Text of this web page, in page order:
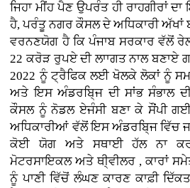
ਜਿਹਾ ਮੀਂਹ ਪੈਣ ਉਪਰੰਤ ਹੀ ਰਾਹਗੀਰਾਂ
ਹੈ, ਪਰੰਤੂ ਨਗਰ ਕੌਸਲ ਦੇ ਅਧਿਕਾਰੀ ਅੱਖਾਂ
ਵਰਨਣਯੋਗ ਹੈ ਕਿ ਪੰਜਾਬ ਸਰਕਾਰ ਵੱਲੋਂ
22 ਕਰੋੜ ਰੁਪਏ ਦੀ ਲਾਾਗਤ ਨਾਲ
2022 ਨੂੰ ਟ੍ਰੈਫਿਕ ਲਈ ਖੋਲਕੇ ਲੋਕਾਂ ਨੂੰ
ਅਤੇ ਇਸ ਅੰਡਰਬਿ੍ਜ ਦੀ ਸਾਂਭ ਸੰਭਾਲ
ਕੌਸਲ ਨੂੰ ਨੋਡਲ ਏਜੰਸੀ ਬਣਾ ਕੇ ਸੌਂਪੀ
ਅਧਿਕਾਰੀਆਂ ਵੱਲੋਂ ਇਸ ਅੰਡਰਬਿ੍ਜ ਵਿੱਚ
ਕੋਈ ਯੋਗ ਅਤੇ ਸਥਾਈ ਹੱਲ ਨਾ
ਮੋਟਰਸਾਇਕਲ ਅਤੇ ਥੀ੍ਵੀਲਰ , ਕਾਰਾਂ
ਨੂੰ ਪਾਣੀ ਵਿੱਚੋਂ ਲੰਘਣ ਕਾਰਣ ਕਾਫ਼ੀ